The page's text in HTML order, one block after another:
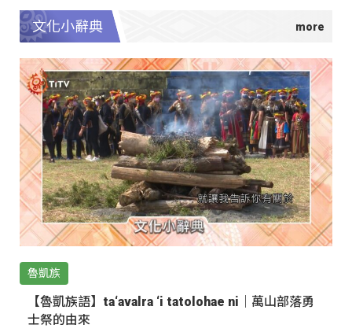
文化小辭典
魯凱族
【魯凱族語】ta‘avalra ‘i tatolohae ni｜萬山部落勇
士祭的由來